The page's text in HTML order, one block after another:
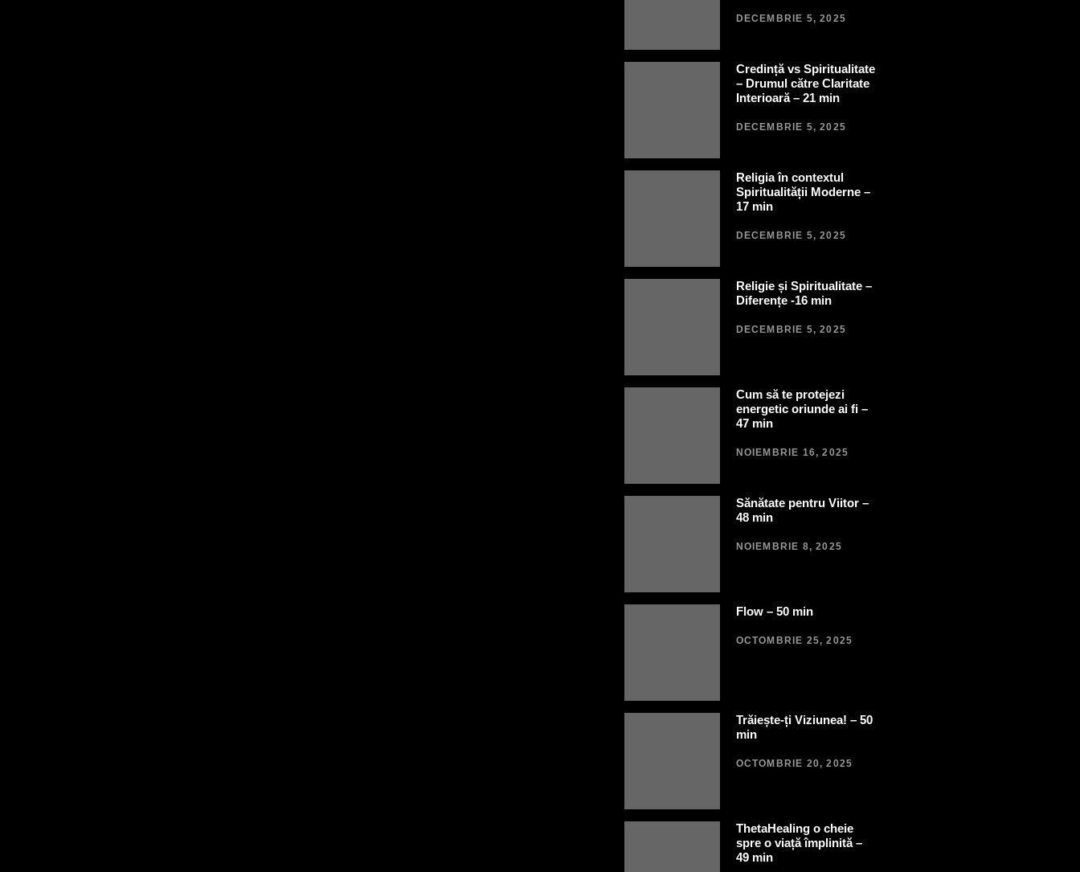
DECEMBRIE 5, 2025
Credință vs Spiritualitate
– Drumul către Claritate
Interioară – 21 min
DECEMBRIE 5, 2025
Religia în contextul
Spiritualității Moderne –
17 min
DECEMBRIE 5, 2025
Religie și Spiritualitate –
Diferențe -16 min
DECEMBRIE 5, 2025
Cum să te protejezi
energetic oriunde ai fi –
47 min
NOIEMBRIE 16, 2025
Sănătate pentru Viitor –
48 min
NOIEMBRIE 8, 2025
Flow – 50 min
OCTOMBRIE 25, 2025
Trăiește-ți Viziunea! – 50
min
OCTOMBRIE 20, 2025
ThetaHealing o cheie
spre o viață împlinită –
49 min